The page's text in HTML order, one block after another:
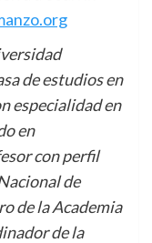
de estudios en
especialidad en
en
con perfil
de
de la Academia
de la